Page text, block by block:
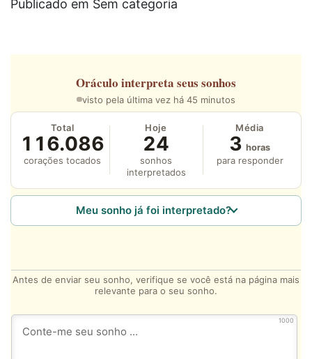
Publicado em Sem categoria
Oráculo interpreta seus sonhos
visto pela última vez há 45 minutos
Total
116.086
corações tocados
Hoje
24
sonhos
interpretados
Média
3 horas
para responder
Meu sonho já foi interpretado?
Antes de enviar seu sonho, verifique se você está na página mais
relevante para o seu sonho.
1000